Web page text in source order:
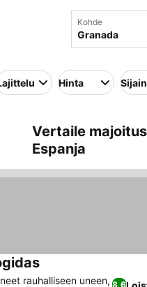
Kohde
Hinta
Vertaile
Espanja
Katso hinnat
8,6
rauhalliseen uneen,